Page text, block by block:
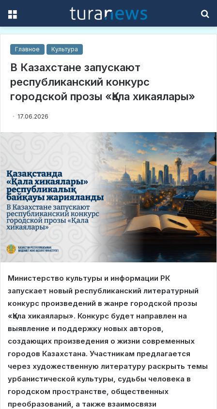
Главное Культура
В Казахстане запускают
республиканский конкурс
городской прозы «Қала хикаялары»
17.06.2026
Министерство культуры и информации РК
запускает новый республиканский литературный
конкурс произведений в жанре городской прозы
«Қала хикаялары». Конкурс будет направлен на
выявление и поддержку новых авторов,
создающих произведения о жизни современных
городов Казахстана. Участникам предлагается
через художественную литературу раскрыть темы
урбанистической культуры, судьбы человека в
городском пространстве, общественных
преобразований, а также взаимосвязи